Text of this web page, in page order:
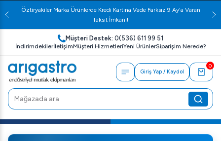
Öztiryakiler Marka Ürünlerde Kredi Kartına Vade Farksız 9 Ay'a Varan
Taksit İmkanı!
Müşteri Destek: 0(536) 611 99 51
İndirimdekilerİletişimMüşteri HizmetleriYeni ÜrünlerSiparişim Nerede?
Giriş Yap / Kaydol
0